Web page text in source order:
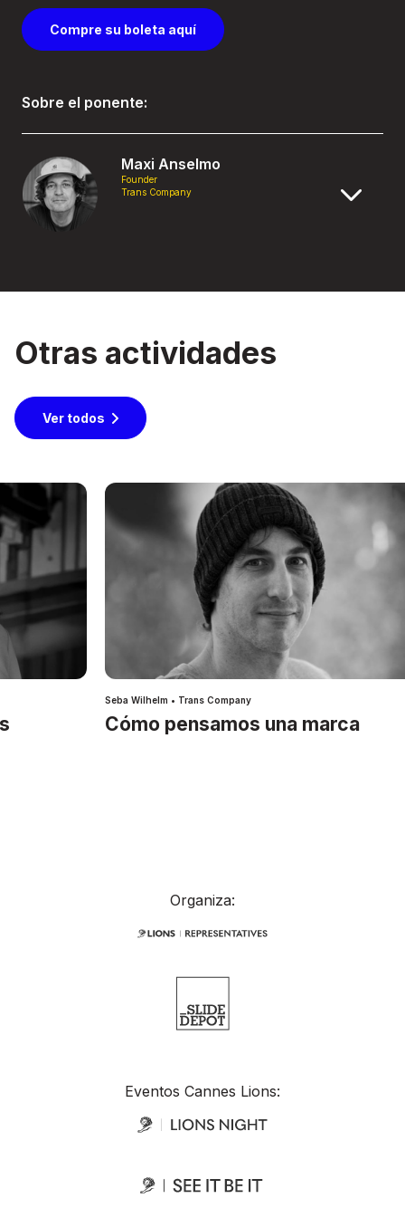
Compre su boleta aquí
Sobre el ponente:
Maxi Anselmo
Founder
Trans Company
Otras actividades
Ver todos
Seba Wilhelm • Trans Company
Cómo pensamos una marca
Organiza:
Eventos Cannes Lions: